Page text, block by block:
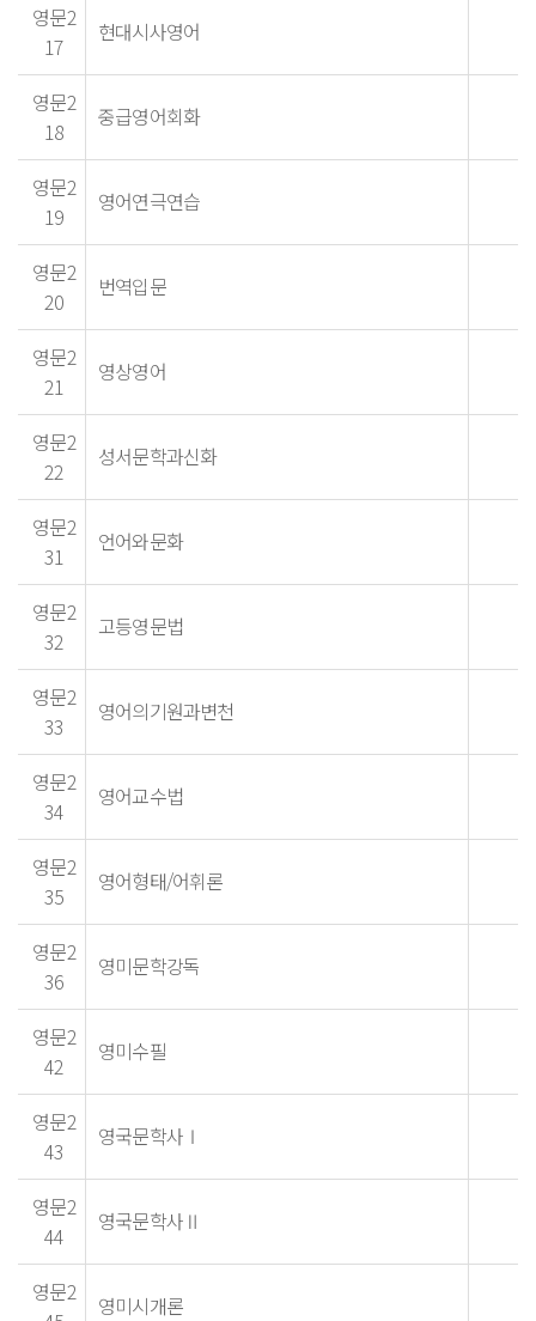
영문2
17
현대시사영어
영문2
18
중급영어회화
영문2
19
영어연극연습
영문2
20
번역입문
영문2
21
영상영어
영문2
22
성서문학과신화
영문2
31
언어와문화
영문2
32
고등영문법
영문2
33
영어의기원과변천
영문2
34
영어교수법
영문2
35
영어형태/어휘론
영문2
36
영미문학강독
영문2
42
영미수필
영문2
43
영국문학사Ⅰ
영문2
44
영국문학사Ⅱ
영문2
영미시개론